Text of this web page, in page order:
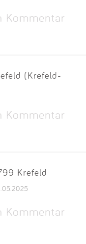
Kommentar
(Krefeld-
Kommentar
Krefeld
Kommentar